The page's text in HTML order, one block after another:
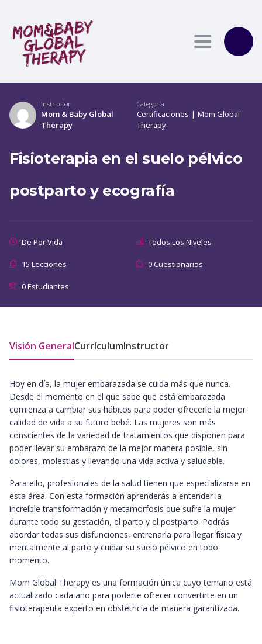
Toggle
Instructor
Mom & Baby Global
Therapy
Categoría
Certificaciones | Mom Global
Therapy
Fisioterapia en el suelo pélvico
postparto y ecografía
De Por Vida Todos Los Niveles
15 Lecciones 0 Cuestionarios
0 Estudiantes
Visión GeneralCurrículumInstructor
Hoy en día, la mujer embarazada se cuida más que nunca.
Desde el momento en el que sabe que está embarazada
comienza a cambiar sus hábitos para poder ofrecerle la mejor
calidad de vida a su futuro bebé. Las mujeres son más
conscientes de la variedad de tratamientos que disponen para
poder llevar su embarazo de la mejor manera posible, sin
dolores, molestias y llevando una vida activa y saludable.
Para ello, profesionales de la salud tienen que especializarse en
esta área. Con esta formación aprenderás a entender la
increíble transformación y metamorfosis que sufre la mujer
durante todo su gestación, el parto y el postparto. Podrás
abordar todas sus disfunciones, entrenarla para llegar física y
mentalmente al parto y cuidar su suelo pélvico en todo
momento.
Mom Global Therapy es una formación única cuyo temario está
actualizado cada año para poderte ofrecer convertirte en un
fisioterapeuta experto en obstetricia de manera garantizada.